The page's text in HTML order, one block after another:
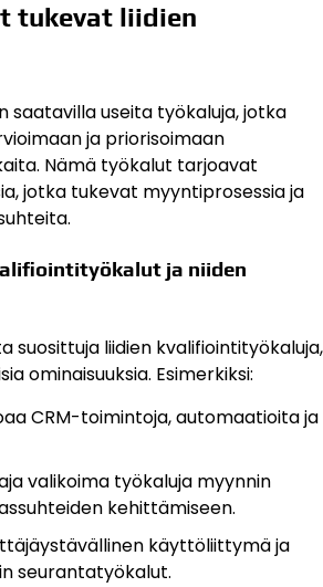
tukevat liidien
saatavilla useita työkaluja, jotka
ja priorisoimaan
Nämä työkalut tarjoavat
jotka tukevat myyntiprosessia ja
ja niiden
suosittuja liidien kvalifiointityökaluja,
ominaisuuksia. Esimerkiksi:
CRM-toimintoja, automaatioita ja
valikoima työkaluja myynnin
kehittämiseen.
käyttöliittymä ja
seurantatyökalut.